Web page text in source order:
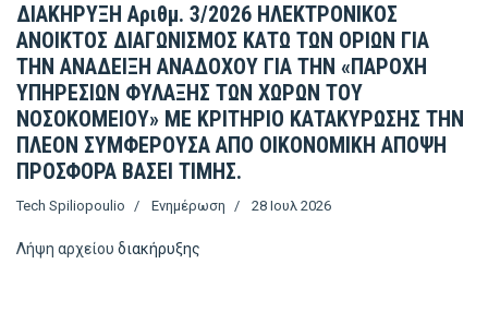
ΔΙΑΚΗΡΥΞΗ Αριθμ. 3/2026 ΗΛΕΚΤΡΟΝΙΚΟΣ
ΑΝΟΙΚΤΟΣ ΔΙΑΓΩΝΙΣΜΟΣ ΚΑΤΩ ΤΩΝ ΟΡΙΩΝ ΓΙΑ
ΤΗΝ ΑΝΑΔΕΙΞΗ ΑΝΑΔΟΧΟΥ ΓΙΑ ΤΗΝ «ΠΑΡΟΧΗ
ΥΠΗΡΕΣΙΩΝ ΦΥΛΑΞΗΣ ΤΩΝ ΧΩΡΩΝ ΤΟΥ
ΝΟΣΟΚΟΜΕΙΟΥ» ΜΕ ΚΡΙΤΗΡΙΟ ΚΑΤΑΚΥΡΩΣΗΣ ΤΗΝ
ΠΛΕΟΝ ΣΥΜΦΕΡΟΥΣΑ ΑΠΟ ΟΙΚΟΝΟΜΙΚΗ ΑΠΟΨΗ
ΠΡΟΣΦΟΡΑ ΒΑΣΕΙ ΤΙΜΗΣ.
Tech Spiliopoulio Ενημέρωση 28 Ιουλ 2026
Λήψη αρχείου διακήρυξης